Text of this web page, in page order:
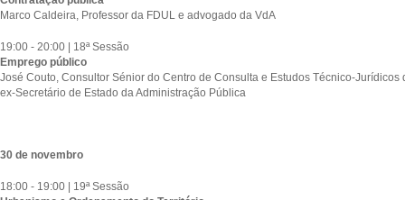
Marco Caldeira, Professor da FDUL e advogado da VdA
19:00 - 20:00 | 18ª Sessão
Emprego público
José Couto, Consultor Sénior do Centro de Consulta e Estudos Técnico-Jurídicos
ex-Secretário de Estado da Administração Pública
30 de novembro
18:00 - 19:00 | 19ª Sessão